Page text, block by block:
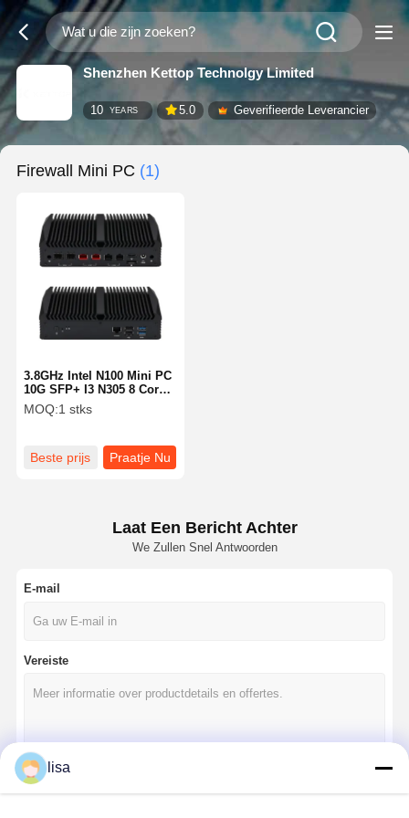
Shenzhen Kettop Technolgy Limited
10 YEARS 5.0 Geverifieerde Leverancier
Firewall Mini PC (1)
3.8GHz Intel N100 Mini PC
10G SFP+ I3 N305 8 Core
Dual 2.5G Netwerken
MOQ:1 stks
Beste prijs Praatje Nu
Laat Een Bericht Achter
We Zullen Snel Antwoorden
E-mail
Vereiste
lisa